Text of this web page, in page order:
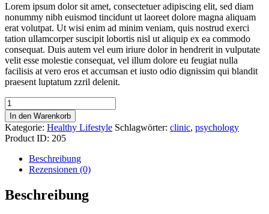
Lorem ipsum dolor sit amet, consectetuer adipiscing elit, sed diam
nonummy nibh euismod tincidunt ut laoreet dolore magna aliquam
erat volutpat. Ut wisi enim ad minim veniam, quis nostrud exerci
tation ullamcorper suscipit lobortis nisl ut aliquip ex ea commodo
consequat. Duis autem vel eum iriure dolor in hendrerit in vulputate
velit esse molestie consequat, vel illum dolore eu feugiat nulla
facilisis at vero eros et accumsan et iusto odio dignissim qui blandit
praesent luptatum zzril delenit.
Primary
Criminal
Psychology
by
Phill
Morris
Menge
In den Warenkorb
Kategorie: Healthy Lifestyle Schlagwörter: clinic, psychology
Product ID: 205
Beschreibung
Rezensionen (0)
Beschreibung